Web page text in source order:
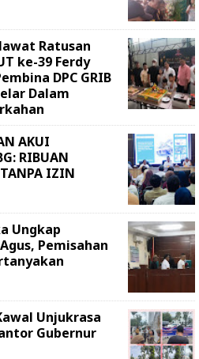
Ratusan
ke-39 Ferdy
DPC GRIB
Dalam
AKUI
RIBUAN
IZIN
Ungkap
Pemisahan
Unjukrasa
Gubernur